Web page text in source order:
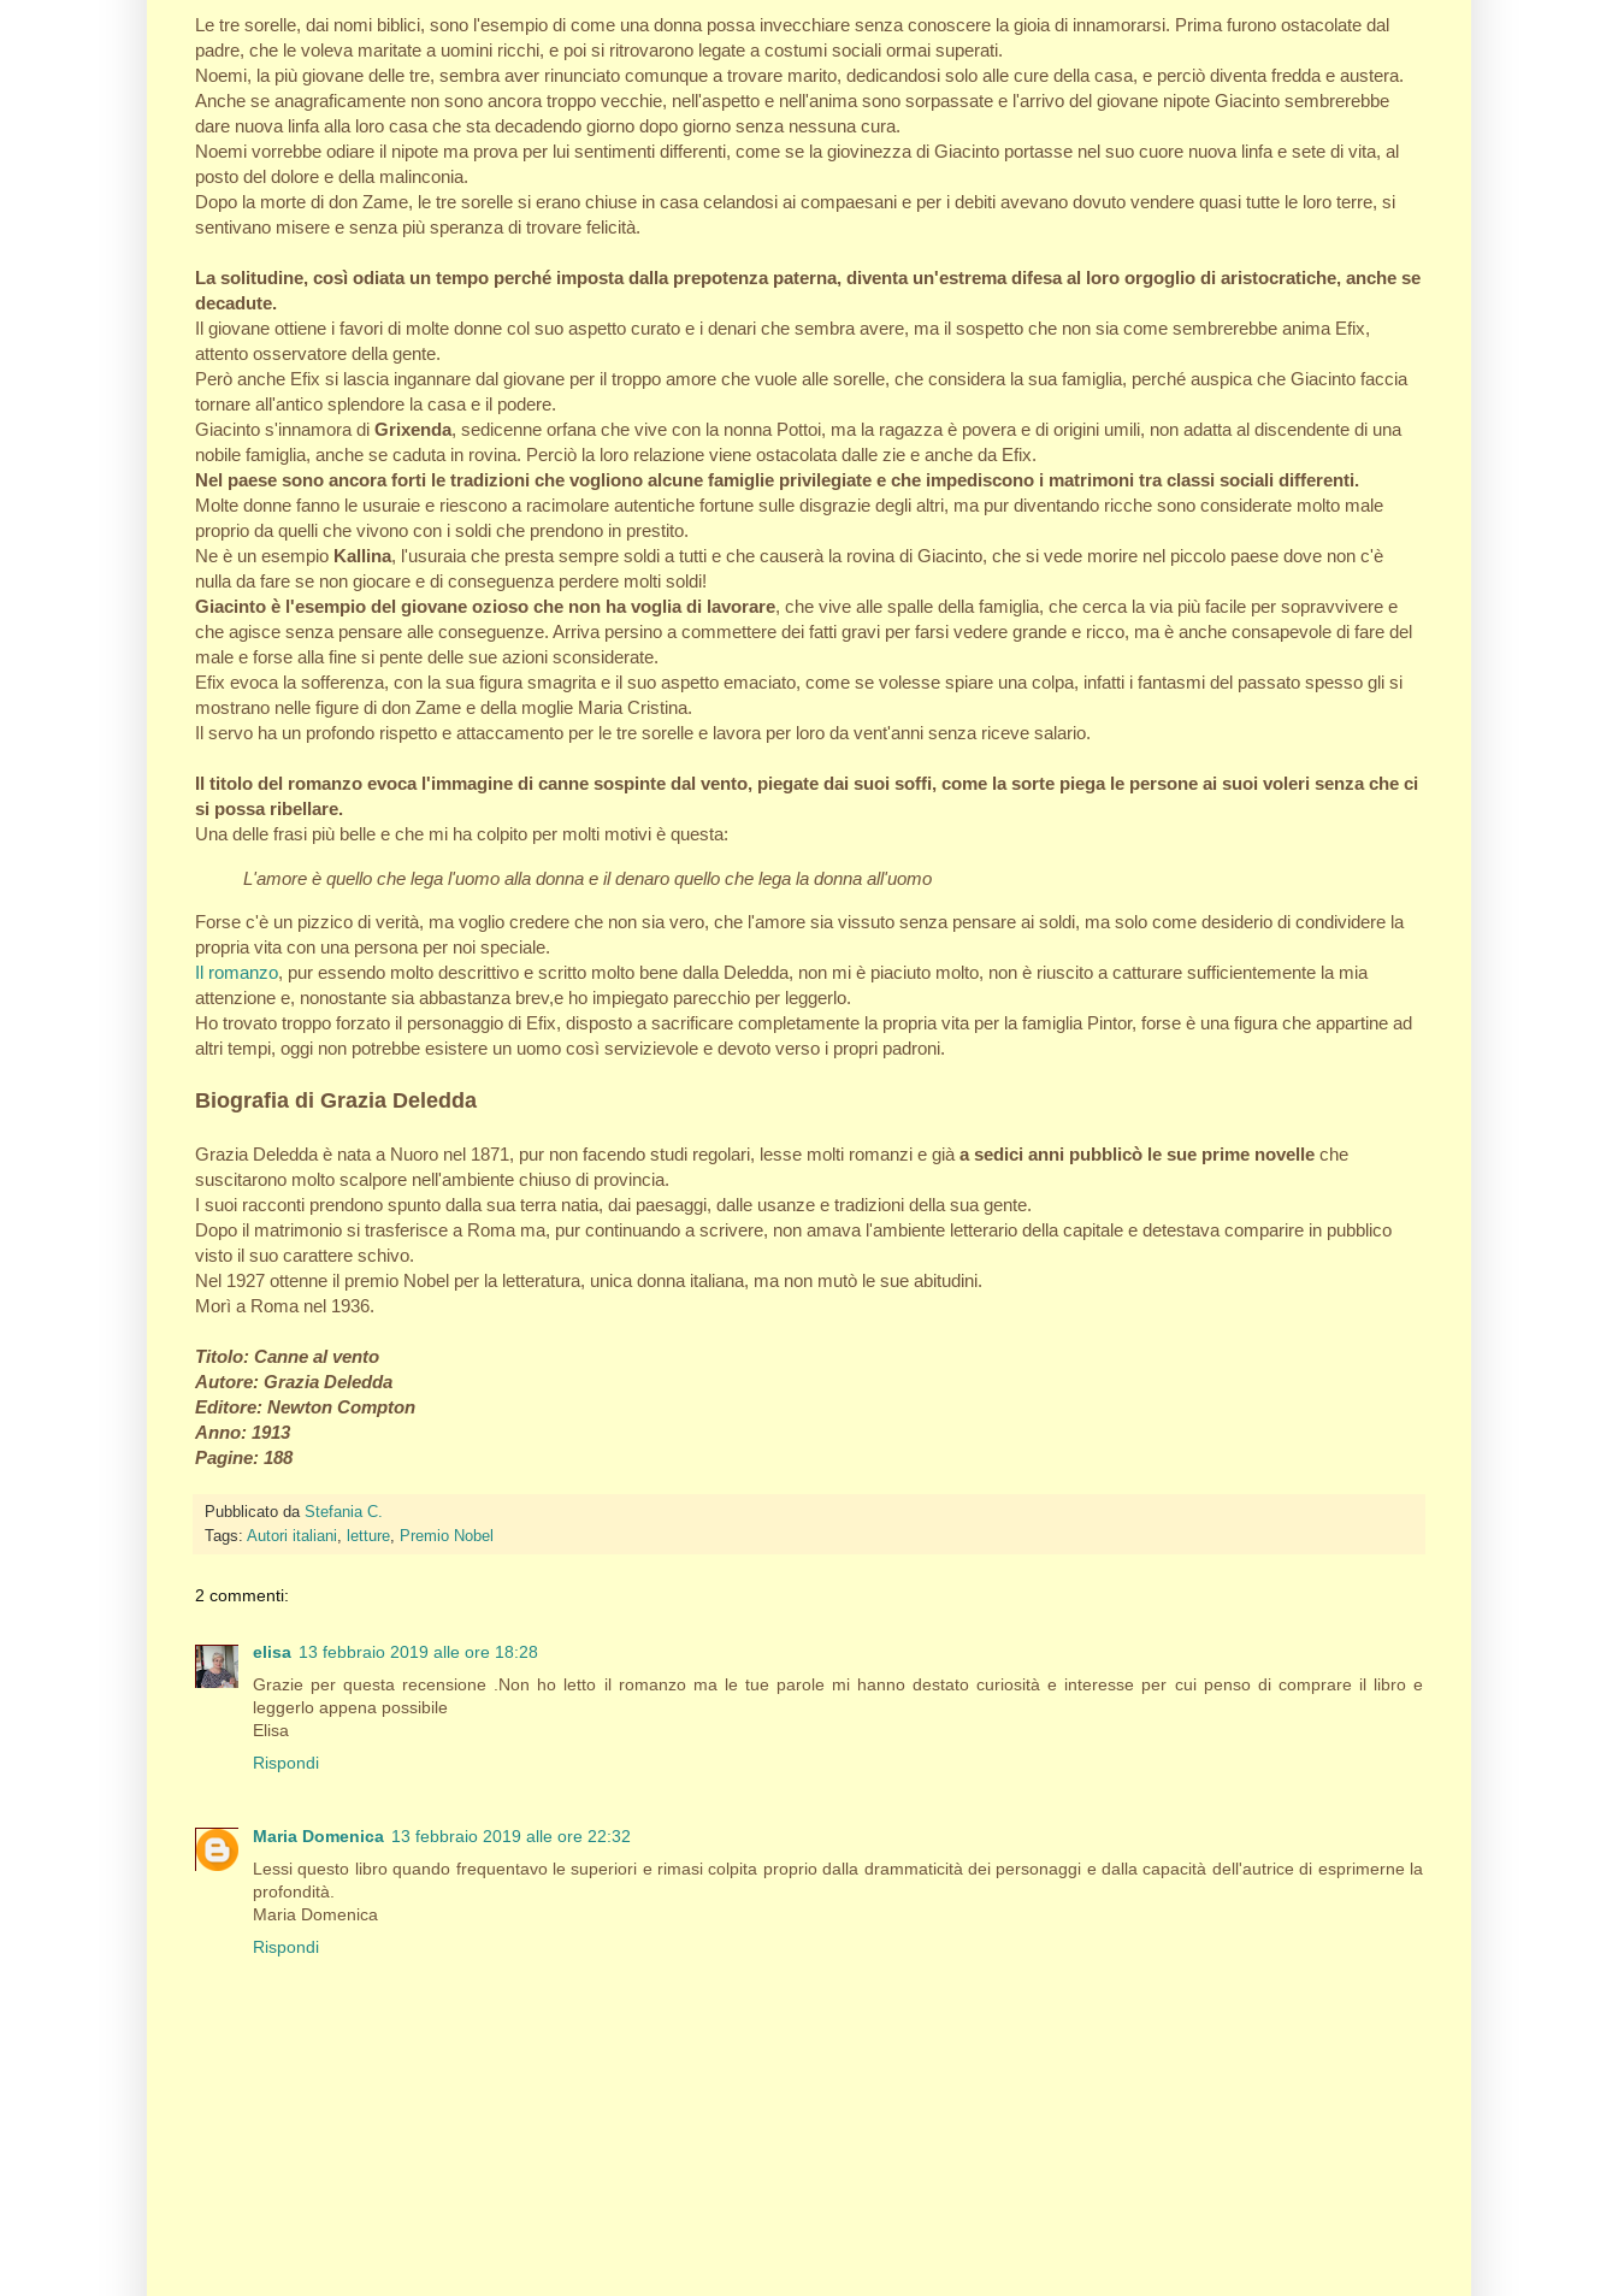
Le tre sorelle, dai nomi biblici, sono l'esempio di come una donna possa invecchiare senza conoscere la gioia di innamorarsi. Prima furono ostacolate dal
padre, che le voleva maritate a uomini ricchi, e poi si ritrovarono legate a costumi sociali ormai superati.
Noemi, la più giovane delle tre, sembra aver rinunciato comunque a trovare marito, dedicandosi solo alle cure della casa, e perciò diventa fredda e austera.
Anche se anagraficamente non sono ancora troppo vecchie, nell'aspetto e nell'anima sono sorpassate e l'arrivo del giovane nipote Giacinto sembrerebbe
dare nuova linfa alla loro casa che sta decadendo giorno dopo giorno senza nessuna cura.
Noemi vorrebbe odiare il nipote ma prova per lui sentimenti differenti, come se la giovinezza di Giacinto portasse nel suo cuore nuova linfa e sete di vita, al
posto del dolore e della malinconia.
Dopo la morte di don Zame, le tre sorelle si erano chiuse in casa celandosi ai compaesani e per i debiti avevano dovuto vendere quasi tutte le loro terre, si
sentivano misere e senza più speranza di trovare felicità.
La solitudine, così odiata un tempo perché imposta dalla prepotenza paterna, diventa un'estrema difesa al loro orgoglio di aristocratiche, anche se
decadute.
Il giovane ottiene i favori di molte donne col suo aspetto curato e i denari che sembra avere, ma il sospetto che non sia come sembrerebbe anima Efix,
attento osservatore della gente.
Però anche Efix si lascia ingannare dal giovane per il troppo amore che vuole alle sorelle, che considera la sua famiglia, perché auspica che Giacinto faccia
tornare all'antico splendore la casa e il podere.
Giacinto s'innamora di Grixenda, sedicenne orfana che vive con la nonna Pottoi, ma la ragazza è povera e di origini umili, non adatta al discendente di una
nobile famiglia, anche se caduta in rovina. Perciò la loro relazione viene ostacolata dalle zie e anche da Efix.
Nel paese sono ancora forti le tradizioni che vogliono alcune famiglie privilegiate e che impediscono i matrimoni tra classi sociali differenti.
Molte donne fanno le usuraie e riescono a racimolare autentiche fortune sulle disgrazie degli altri, ma pur diventando ricche sono considerate molto male
proprio da quelli che vivono con i soldi che prendono in prestito.
Ne è un esempio Kallina, l'usuraia che presta sempre soldi a tutti e che causerà la rovina di Giacinto, che si vede morire nel piccolo paese dove non c'è
nulla da fare se non giocare e di conseguenza perdere molti soldi!
Giacinto è l'esempio del giovane ozioso che non ha voglia di lavorare, che vive alle spalle della famiglia, che cerca la via più facile per sopravvivere e
che agisce senza pensare alle conseguenze. Arriva persino a commettere dei fatti gravi per farsi vedere grande e ricco, ma è anche consapevole di fare del
male e forse alla fine si pente delle sue azioni sconsiderate.
Efix evoca la sofferenza, con la sua figura smagrita e il suo aspetto emaciato, come se volesse spiare una colpa, infatti i fantasmi del passato spesso gli si
mostrano nelle figure di don Zame e della moglie Maria Cristina.
Il servo ha un profondo rispetto e attaccamento per le tre sorelle e lavora per loro da vent'anni senza riceve salario.
Il titolo del romanzo evoca l'immagine di canne sospinte dal vento, piegate dai suoi soffi, come la sorte piega le persone ai suoi voleri senza che ci
si possa ribellare.
Una delle frasi più belle e che mi ha colpito per molti motivi è questa:
L'amore è quello che lega l'uomo alla donna e il denaro quello che lega la donna all'uomo
Forse c'è un pizzico di verità, ma voglio credere che non sia vero, che l'amore sia vissuto senza pensare ai soldi, ma solo come desiderio di condividere la
propria vita con una persona per noi speciale.
Il romanzo, pur essendo molto descrittivo e scritto molto bene dalla Deledda, non mi è piaciuto molto, non è riuscito a catturare sufficientemente la mia
attenzione e, nonostante sia abbastanza brev,e ho impiegato parecchio per leggerlo.
Ho trovato troppo forzato il personaggio di Efix, disposto a sacrificare completamente la propria vita per la famiglia Pintor, forse è una figura che appartine ad
altri tempi, oggi non potrebbe esistere un uomo così servizievole e devoto verso i propri padroni.
Biografia di Grazia Deledda
Grazia Deledda è nata a Nuoro nel 1871, pur non facendo studi regolari, lesse molti romanzi e già a sedici anni pubblicò le sue prime novelle che
suscitarono molto scalpore nell'ambiente chiuso di provincia.
I suoi racconti prendono spunto dalla sua terra natia, dai paesaggi, dalle usanze e tradizioni della sua gente.
Dopo il matrimonio si trasferisce a Roma ma, pur continuando a scrivere, non amava l'ambiente letterario della capitale e detestava comparire in pubblico
visto il suo carattere schivo.
Nel 1927 ottenne il premio Nobel per la letteratura, unica donna italiana, ma non mutò le sue abitudini.
Morì a Roma nel 1936.
Titolo: Canne al vento
Autore: Grazia Deledda
Editore: Newton Compton
Anno: 1913
Pagine: 188
Pubblicato da Stefania C.
Tags: Autori italiani, letture, Premio Nobel
2 commenti:
elisa 13 febbraio 2019 alle ore 18:28
Grazie per questa recensione .Non ho letto il romanzo ma le tue parole mi hanno destato curiosità e interesse per cui penso di comprare il libro e
leggerlo appena possibile
Elisa
Rispondi
Maria Domenica 13 febbraio 2019 alle ore 22:32
Lessi questo libro quando frequentavo le superiori e rimasi colpita proprio dalla drammaticità dei personaggi e dalla capacità dell'autrice di esprimerne la
profondità.
Maria Domenica
Rispondi